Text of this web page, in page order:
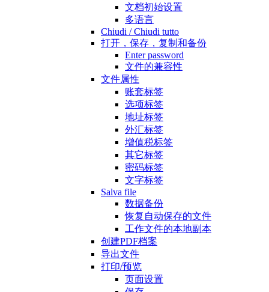
文档初始设置
多语言
Chiudi / Chiudi tutto
打开，保存，复制和备份
Enter password
文件的兼容性
文件属性
账套标签
选项标签
地址标签
外汇标签
增值税标签
其它标签
密码标签
文字标签
Salva file
数据备份
恢复自动保存的文件
工作文件的本地副本
创建PDF档案
导出文件
打印/预览
页面设置